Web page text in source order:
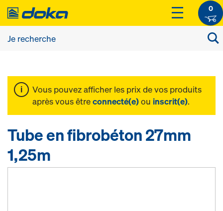
0
Vous pouvez afficher les prix de vos produits
après vous êtreconnecté(e)ou inscrit(e).
Tube en fibrobéton 27mm
1,25m